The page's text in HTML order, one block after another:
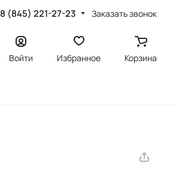
8 (845) 221-27-23 Заказать звонок
Войти Избранное Корзина